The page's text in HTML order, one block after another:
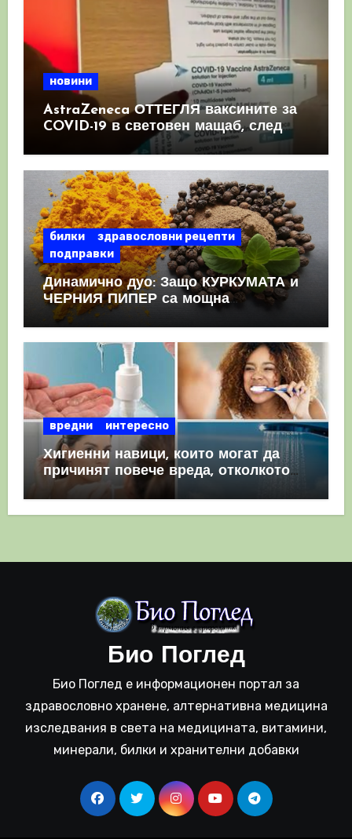
новини
AstraZeneca ОТТЕГЛЯ ваксините за
COVID-19 в световен мащаб, след
като призна, че те причиняват
билки
здравословни рецепти
подправки
Динамично дуо: Защо КУРКУМАТА и
ЧЕРНИЯ ПИПЕР са мощна
комбинация
вредни интересно
Хигиенни навици, които могат да
причинят повече вреда, отколкото
полза
Био Поглед
Био Поглед е информационен портал за
здравословно хранене, алтернативна медицина
изследвания в света на медицината, витамини,
минерали, билки и хранителни добавки